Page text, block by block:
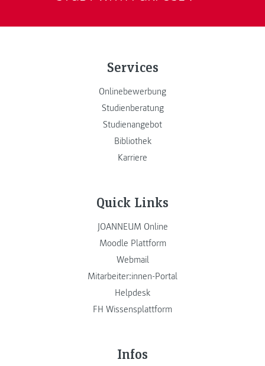
Services
Onlinebewerbung
Studienberatung
Studienangebot
Bibliothek
Karriere
Quick Links
JOANNEUM Online
Moodle Plattform
Webmail
Mitarbeiter:innen-Portal
Helpdesk
FH Wissensplattform
Infos